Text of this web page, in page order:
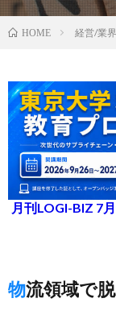
HOME 経営/業
月刊LOGI-BIZ 7
物流領域で